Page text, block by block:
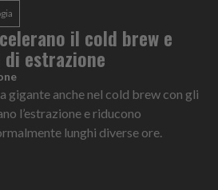
il cold brew e
estrazione
gigante anche nel cold brew con gli
l’estrazione e riducono
lunghi diverse ore.